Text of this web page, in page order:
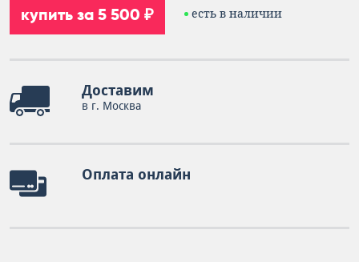
купить за 5 500 ₽ есть в наличии
Доставим
в г. Москва
Оплата онлайн